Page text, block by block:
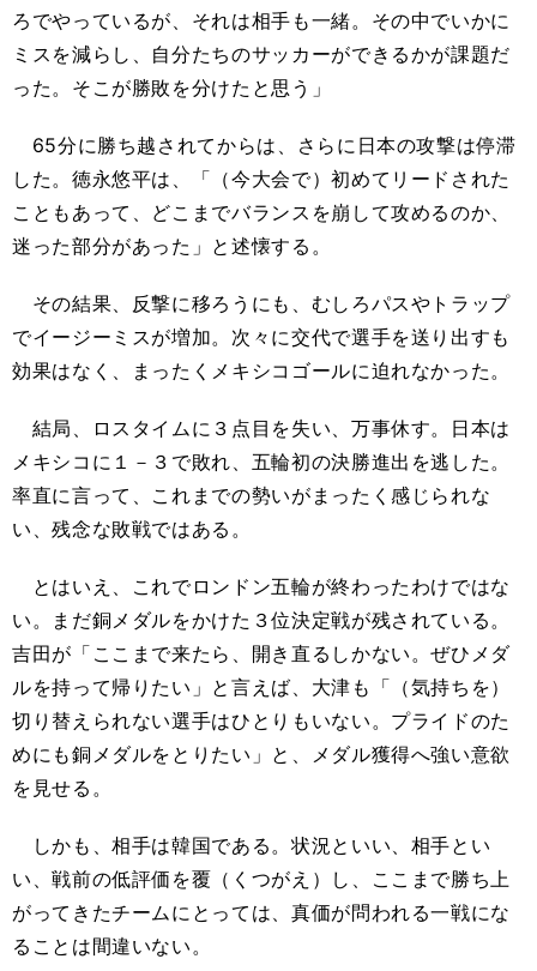
ろでやっているが、それは相手も一緒。その中でいかに
ミスを減らし、自分たちのサッカーができるかが課題だ
った。そこが勝敗を分けたと思う」
65分に勝ち越されてからは、さらに日本の攻撃は停滞
した。徳永悠平は、「（今大会で）初めてリードされた
こともあって、どこまでバランスを崩して攻めるのか、
迷った部分があった」と述懐する。
その結果、反撃に移ろうにも、むしろパスやトラップ
でイージーミスが増加。次々に交代で選手を送り出すも
効果はなく、まったくメキシコゴールに迫れなかった。
結局、ロスタイムに３点目を失い、万事休す。日本は
メキシコに１－３で敗れ、五輪初の決勝進出を逃した。
率直に言って、これまでの勢いがまったく感じられな
い、残念な敗戦ではある。
とはいえ、これでロンドン五輪が終わったわけではな
い。まだ銅メダルをかけた３位決定戦が残されている。
吉田が「ここまで来たら、開き直るしかない。ぜひメダ
ルを持って帰りたい」と言えば、大津も「（気持ちを）
切り替えられない選手はひとりもいない。プライドのた
めにも銅メダルをとりたい」と、メダル獲得へ強い意欲
を見せる。
しかも、相手は韓国である。状況といい、相手とい
い、戦前の低評価を覆（くつがえ）し、ここまで勝ち上
がってきたチームにとっては、真価が問われる一戦にな
ることは間違いない。